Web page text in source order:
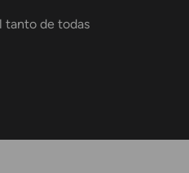
tanto de todas